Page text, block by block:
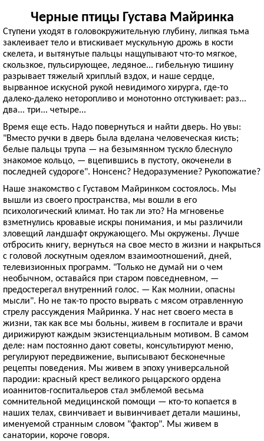
Черные птицы Густава Майринка
Ступени уходят в головокружительную глубину, липкая тьма
заклеивает тело и втискивает мускульную дрожь в кости
скелета, и вытянутые пальцы нащупывают что-то мягкое,
скользкое, пульсирующее, ледяное... гибельную тишину
разрывает тяжелый хриплый вздох, и наше сердце,
вырванное искусной рукой невидимого хирурга, где-то
далеко-далеко неторопливо и монотонно отстукивает: раз...
два... три... четыре...
Время еще есть. Надо повернуться и найти дверь. Но увы:
"Вместо ручки в дверь была вделана человеческая кисть;
белые пальцы трупа — на безымянном тускло блеснуло
знакомое кольцо, — вцепившись в пустоту, окоченели в
последней судороге". Нонсенс? Недоразумение? Рукопожатие?
Наше знакомство с Густавом Майринком состоялось. Мы
вышли из своего пространства, мы вошли в его
психологический климат. Но так ли это? На мгновенье
взметнулись кровавые искры понимания, и мы различили
зловещий ландшафт окружающего. Мы окружены. Лучше
отбросить книгу, вернуться на свое место в жизни и накрыться
с головой лоскутным одеялом взаимоотношений, дней,
телевизионных программ. "Только не думай ни о чем
необычном, оставайся при старом повседневном, —
предостерегал внутренний голос. — Как молнии, опасны
мысли". Но не так-то просто вырвать с мясом отравленную
стрелу рассуждения Майринка. У нас нет своего места в
жизни, так как все мы больны, живем в госпитале и врачи
дирижируют каждым экзистенциальным мотивом. В самом
деле: нам постоянно дают советы, консультируют меню,
регулируют передвижение, выписывают бесконечные
рецепты поведения. Мы живем в эпоху универсальной
пародии: красный крест великого рыцарского ордена
иоаннитов-госпитальеров стал эмблемой весьма
сомнительной медицинской помощи — кто-то копается в
наших телах, свинчивает и вывинчивает детали машины,
именуемой странным словом "фактор". Мы живем в
санатории, короче говоря.